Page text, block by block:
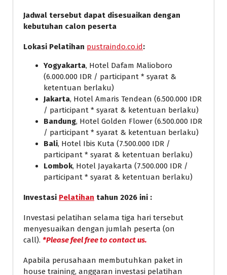
Jadwal tersebut dapat disesuaikan dengan
kebutuhan calon peserta
Lokasi Pelatihan pustraindo.co.id:
Yogyakarta, Hotel Dafam Malioboro
(6.000.000 IDR / participant * syarat &
ketentuan berlaku)
Jakarta, Hotel Amaris Tendean (6.500.000 IDR
/ participant * syarat & ketentuan berlaku)
Bandung, Hotel Golden Flower (6.500.000 IDR
/ participant * syarat & ketentuan berlaku)
Bali, Hotel Ibis Kuta (7.500.000 IDR /
participant * syarat & ketentuan berlaku)
Lombok, Hotel Jayakarta (7.500.000 IDR /
participant * syarat & ketentuan berlaku)
Investasi Pelatihan tahun 2026 ini :
Investasi pelatihan selama tiga hari tersebut
menyesuaikan dengan jumlah peserta (on
call). *Please feel free to contact us.
Apabila perusahaan membutuhkan paket in
house training, anggaran investasi pelatihan